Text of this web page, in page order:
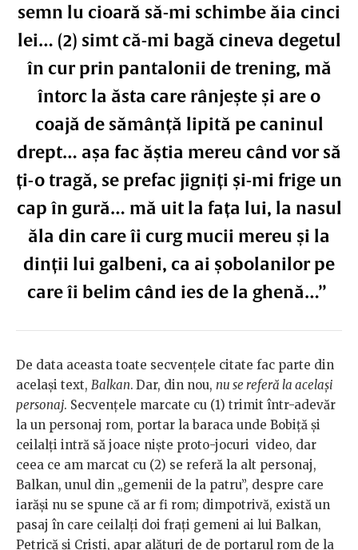
semn lu cioară să-mi schimbe ăia cinci
lei… (2) simt că-mi bagă cineva degetul
în cur prin pantalonii de trening, mă
întorc la ăsta care rânjește și are o
coajă de sămânță lipită pe caninul
drept… așa fac ăștia mereu când vor să
ți-o tragă, se prefac jigniți și-mi frige un
cap în gură… mă uit la fața lui, la nasul
ăla din care îi curg mucii mereu și la
dinții lui galbeni, ca ai șobolanilor pe
care îi belim când ies de la ghenă…”
De data aceasta toate secvențele citate fac parte din
același text, Balkan. Dar, din nou, nu se referă la același
personaj. Secvențele marcate cu (1) trimit într-adevăr
la un personaj rom, portar la baraca unde Bobiță și
ceilalți intră să joace niște proto-jocuri video, dar
ceea ce am marcat cu (2) se referă la alt personaj,
Balkan, unul din „gemenii de la patru”, despre care
iarăși nu se spune că ar fi rom; dimpotrivă, există un
pasaj în care ceilalți doi frați gemeni ai lui Balkan,
Petrică și Cristi, apar alături de de portarul rom de la